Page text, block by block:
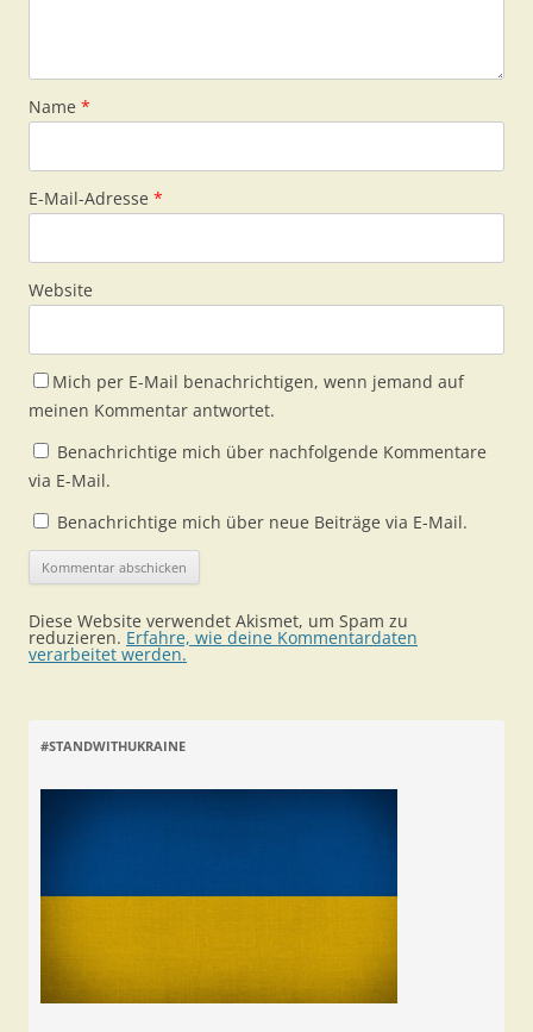
Name *
E-Mail-Adresse *
Website
Mich per E-Mail benachrichtigen, wenn jemand auf
meinen Kommentar antwortet.
Benachrichtige mich über nachfolgende Kommentare
via E-Mail.
Benachrichtige mich über neue Beiträge via E-Mail.
Diese Website verwendet Akismet, um Spam zu
reduzieren. Erfahre, wie deine Kommentardaten
verarbeitet werden.
#STANDWITHUKRAINE